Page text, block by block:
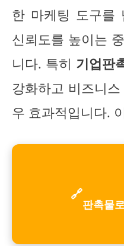
한 마케팅 도구를
신뢰도를 높이는
니다. 특히 기업판
강화하고 비즈니
우 효과적입니다.
🔗
판촉물